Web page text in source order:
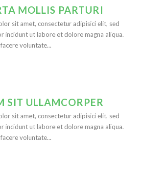
MOLLIS PARTURI
sit amet, consectetur adipisici elit, sed
incidunt ut labore et dolore magna aliqua.
voluntate...
SIT ULLAMCORPER
sit amet, consectetur adipisici elit, sed
incidunt ut labore et dolore magna aliqua.
voluntate...